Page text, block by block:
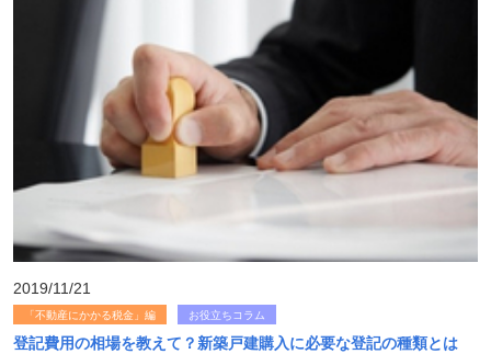
2019/11/21
「不動産にかかる税金」編 お役立ちコラム
登記費用の相場を教えて？新築戸建購入に必要な登記の種類とは